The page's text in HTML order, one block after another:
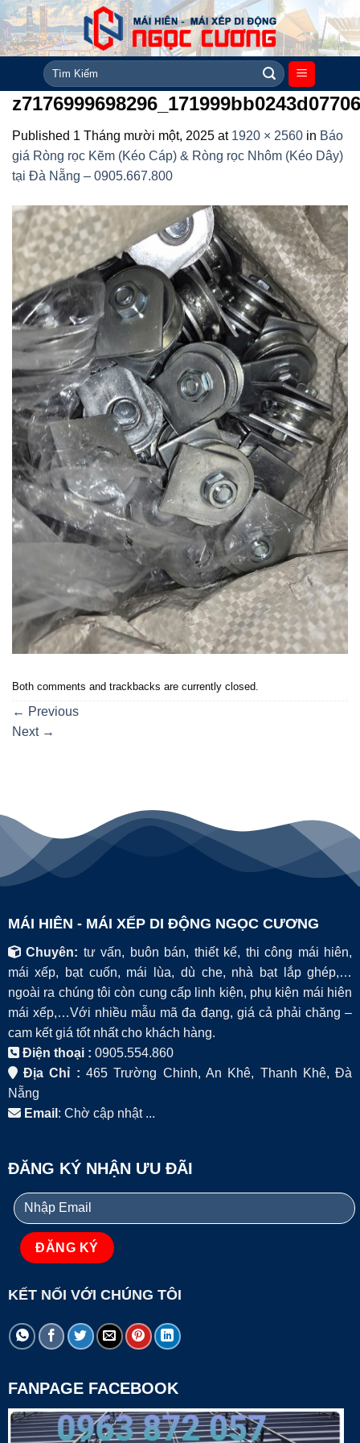
Skip
to
content
Tìm
kiếm:
Published 1 Tháng mười một, 2025 at 1920 × 2560 in Báo
giá Ròng rọc Kẽm (Kéo Cáp) & Ròng rọc Nhôm (Kéo Dây)
tại Đà Nẵng – 0905.667.800
Both comments and trackbacks are currently closed.
← Previous
Next →
MÁI HIÊN - MÁI XẾP DI ĐỘNG NGỌC CƯƠNG
Chuyên: tư vấn, buôn bán, thiết kế, thi công mái hiên,
mái xếp, bạt cuốn, mái lùa, dù che, nhà bạt lắp ghép,…
ngoài ra chúng tôi còn cung cấp linh kiện, phụ kiện mái hiên
mái xếp,…Với nhiều mẫu mã đa đạng, giá cả phải chăng –
cam kết giá tốt nhất cho khách hàng.
Điện thoại : 0905.554.860
Địa Chỉ : 465 Trường Chinh, An Khê, Thanh Khê, Đà
Nẵng
Email : Chờ cập nhật ...
ĐĂNG KÝ NHẬN ƯU ĐÃI
KẾT NỐI VỚI CHÚNG TÔI
FANPAGE FACEBOOK